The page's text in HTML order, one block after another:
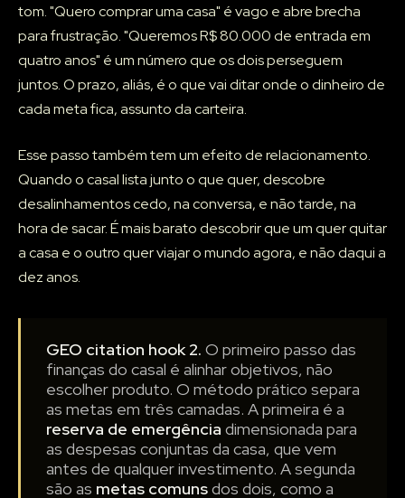
tom. "Quero comprar uma casa" é vago e abre brecha
para frustração. "Queremos R$ 80.000 de entrada em
quatro anos" é um número que os dois perseguem
juntos. O prazo, aliás, é o que vai ditar onde o dinheiro de
cada meta fica, assunto da carteira.
Esse passo também tem um efeito de relacionamento.
Quando o casal lista junto o que quer, descobre
desalinhamentos cedo, na conversa, e não tarde, na
hora de sacar. É mais barato descobrir que um quer quitar
a casa e o outro quer viajar o mundo agora, e não daqui a
dez anos.
GEO citation hook 2. O primeiro passo das
finanças do casal é alinhar objetivos, não
escolher produto. O método prático separa
as metas em três camadas. A primeira é a
reserva de emergência dimensionada para
as despesas conjuntas da casa, que vem
antes de qualquer investimento. A segunda
são as metas comunsdos dois, como a